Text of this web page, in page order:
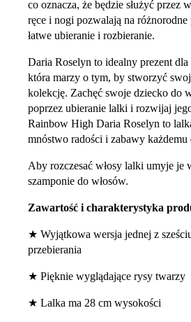
co oznacza, że ​​będzie służyć przez
ręce i nogi pozwalają na różnorodne
łatwe ubieranie i rozbieranie.
Daria Roselyn to idealny prezent dla
która marzy o tym, by stworzyć
kolekcję. Zachęć swoje dziecko do
poprzez ubieranie lalki i rozwijaj
Rainbow High Daria Roselyn to
mnóstwo radości i zabawy każdemu
Aby rozczesać włosy lalki umyje je
szamponie do włosów.
Zawartość i charakterystyka
★ Wyjątkowa wersja jednej z
przebierania
★ Pięknie wyglądające rysy twarzy
★ Lalka ma 28 cm wysokości